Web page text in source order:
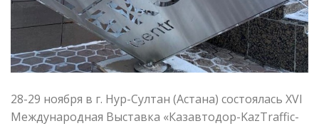
28-29 ноября в г. Нур-Султан (Астана) состоялась XVI
Международная Выставка «Казавтодор-KazTraffic-